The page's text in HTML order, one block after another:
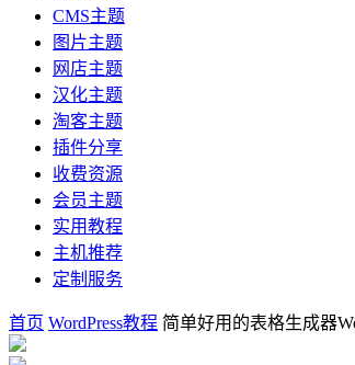
CMS主题
图片主题
网店主题
汉化主题
淘客主题
插件分享
收费资源
会员主题
实用教程
主机推荐
定制服务
首页 WordPress教程 简单好用的表格生成器